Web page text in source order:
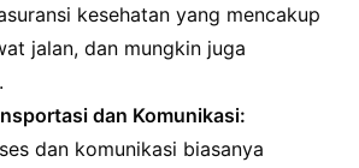
kesehatan yang mencakup
jalan, dan mungkin juga
dan Komunikasi:
dan komunikasi biasanya